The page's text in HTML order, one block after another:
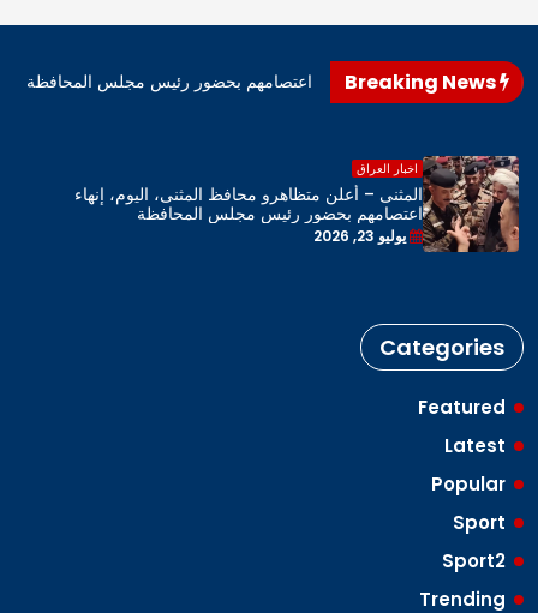
محافظ المثنى، اليوم، إنهاء اعتصامهم بحضور رئيس مجلس المحافظة
اخبار العراق
المثنى – أعلن متظاهرو محافظ المثنى، اليوم، إنهاء
اعتصامهم بحضور رئيس مجلس المحافظة
يوليو 23, 2026
Categories
Featured
Latest
Popular
Sport
Sport2
Trending